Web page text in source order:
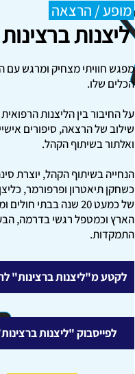
מופע / הרצאה
ליצנות ברצינות
מפגש חוויתי מצחיק ומרגש עם
הכלים שלו.
על החיבור בין הליצנות
שילוב של הרצאה, סיפורים
ואלתור בשיתוף הקהל.
הנחייה בשיתוף הקהל, יוצרת
כשחקן תיאטרון ופרפורמר,
של כמעט 20 שנה בבתי
הארץ וכמטפל רגשי בדרמה,
התמקדות.
לקטע מ"ליצנות ברצינות"
לפייסבוק "ליצנות